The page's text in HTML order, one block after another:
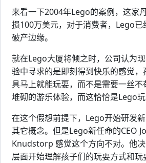
来看一下2004年Lego的案例，这家
损100万美元，对于消费者，Lego
破产边缘。
就在Lego大厦将倾之时，公司认为
验中寻求的是即刻得到快乐的感觉
具马上就能玩耍，而不是需要一丝
堆砌的游乐体验，而这恰恰是Lego玩
在这个假想前提下，Lego开始研发
其它概念。但是Lego新任命的CEO
Knudstorp 感觉这个方向不对。他
层面开始理解孩子们的玩耍方式和